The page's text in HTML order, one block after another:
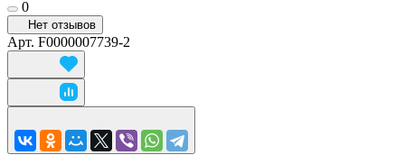
0
Нет отзывов
Арт. F0000007739-2